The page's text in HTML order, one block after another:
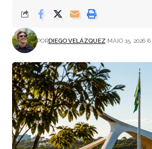
PORDIEGO VELÁZQUEZ MAIO 15, 2026 6